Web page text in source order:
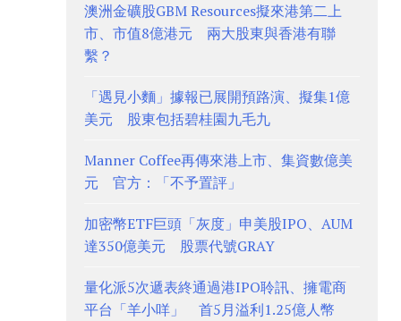
澳洲金礦股GBM Resources擬來港第二上
市、市值8億港元 兩大股東與香港有聯
繫？
「遇見小麵」據報已展開預路演、擬集1億
美元 股東包括碧桂園九毛九
Manner Coffee再傳來港上市、集資數億美
元 官方：「不予置評」
加密幣ETF巨頭「灰度」申美股IPO、AUM
達350億美元 股票代號GRAY
量化派5次遞表終通過港IPO聆訊、擁電商
平台「羊小咩」 首5月溢利1.25億人幣